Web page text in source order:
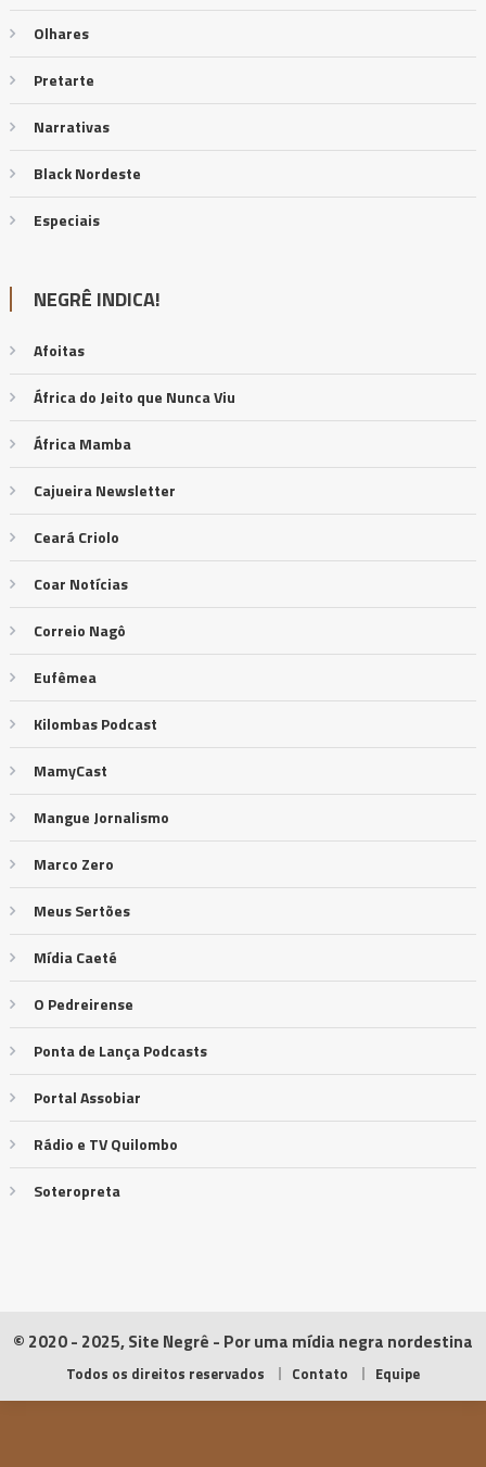
Olhares
Pretarte
Narrativas
Black Nordeste
Especiais
NEGRÊ INDICA!
Afoitas
África do Jeito que Nunca Viu
África Mamba
Cajueira Newsletter
Ceará Criolo
Coar Notícias
Correio Nagô
Eufêmea
Kilombas Podcast
MamyCast
Mangue Jornalismo
Marco Zero
Meus Sertões
Mídia Caeté
O Pedreirense
Ponta de Lança Podcasts
Portal Assobiar
Rádio e TV Quilombo
Soteropreta
© 2020 - 2025, Site Negrê - Por uma mídia negra nordestina
Todos os direitos reservados Contato Equipe